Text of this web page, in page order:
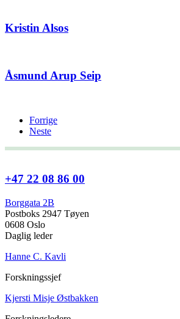
Kristin Alsos
Åsmund Arup Seip
Forrige
Neste
+47 22 08 86 00
Borggata 2B
Postboks 2947 Tøyen
0608 Oslo
Daglig leder
Hanne C. Kavli
Forskningssjef
Kjersti Misje Østbakken